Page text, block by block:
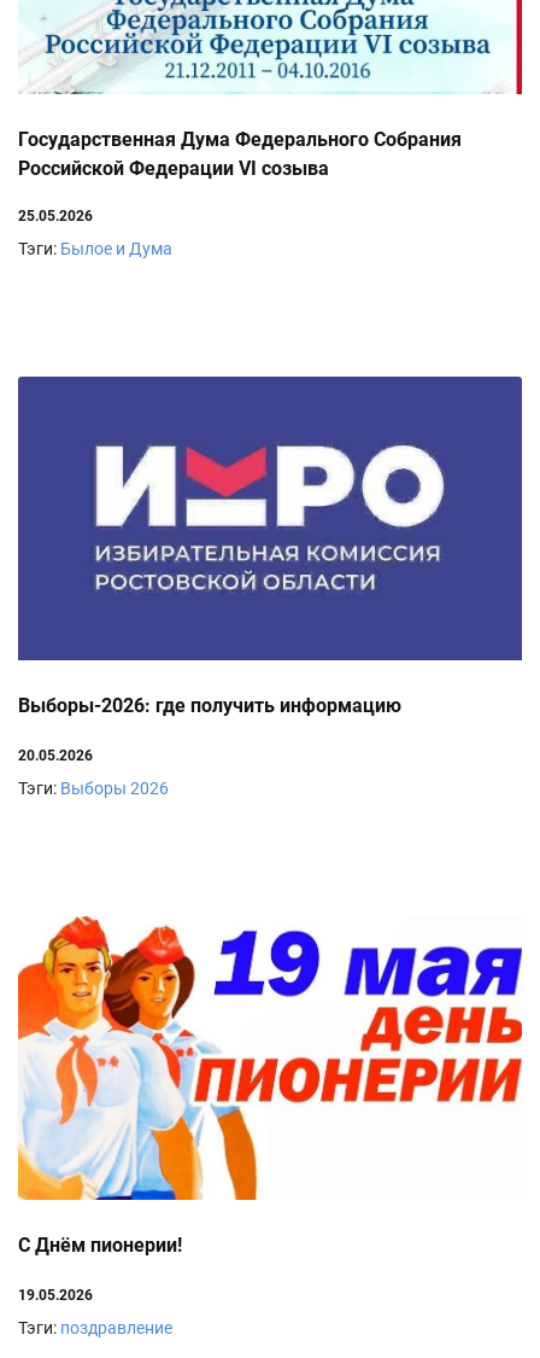
Государственная Дума Федерального Собрания
Российской Федерации VI созыва
25.05.2026
Тэги: Былое и Дума
Выборы-2026: где получить информацию
20.05.2026
Тэги: Выборы 2026
С Днём пионерии!
19.05.2026
Тэги: поздравление